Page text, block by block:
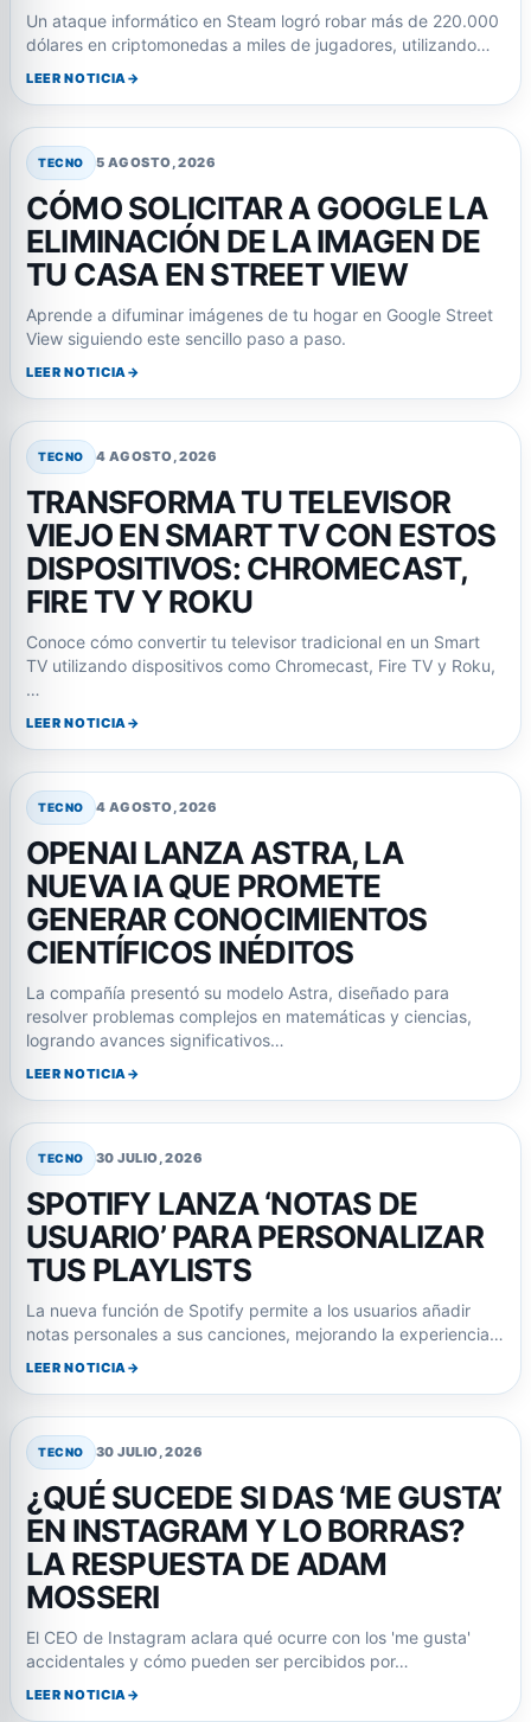
Un ataque informático en Steam logró robar más de 220.000
dólares en criptomonedas a miles de jugadores, utilizando…
LEER NOTICIA
TECNO 5 AGOSTO, 2026
CÓMO SOLICITAR A GOOGLE LA
ELIMINACIÓN DE LA IMAGEN DE
TU CASA EN STREET VIEW
Aprende a difuminar imágenes de tu hogar en Google Street
View siguiendo este sencillo paso a paso.
LEER NOTICIA
TECNO 4 AGOSTO, 2026
TRANSFORMA TU TELEVISOR
VIEJO EN SMART TV CON ESTOS
DISPOSITIVOS: CHROMECAST,
FIRE TV Y ROKU
Conoce cómo convertir tu televisor tradicional en un Smart
TV utilizando dispositivos como Chromecast, Fire TV y Roku,
…
LEER NOTICIA
TECNO 4 AGOSTO, 2026
OPENAI LANZA ASTRA, LA
NUEVA IA QUE PROMETE
GENERAR CONOCIMIENTOS
CIENTÍFICOS INÉDITOS
La compañía presentó su modelo Astra, diseñado para
resolver problemas complejos en matemáticas y ciencias,
logrando avances significativos…
LEER NOTICIA
TECNO 30 JULIO, 2026
SPOTIFY LANZA ‘NOTAS DE
USUARIO’ PARA PERSONALIZAR
TUS PLAYLISTS
La nueva función de Spotify permite a los usuarios añadir
notas personales a sus canciones, mejorando la experiencia…
LEER NOTICIA
TECNO 30 JULIO, 2026
¿QUÉ SUCEDE SI DAS ‘ME GUSTA’
EN INSTAGRAM Y LO BORRAS?
LA RESPUESTA DE ADAM
MOSSERI
El CEO de Instagram aclara qué ocurre con los 'me gusta'
accidentales y cómo pueden ser percibidos por…
LEER NOTICIA